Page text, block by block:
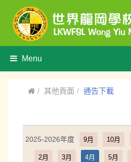
Menu
其他頁面 通告下載
2025-2026年度 9月 10月
2月 3月 4月 5月